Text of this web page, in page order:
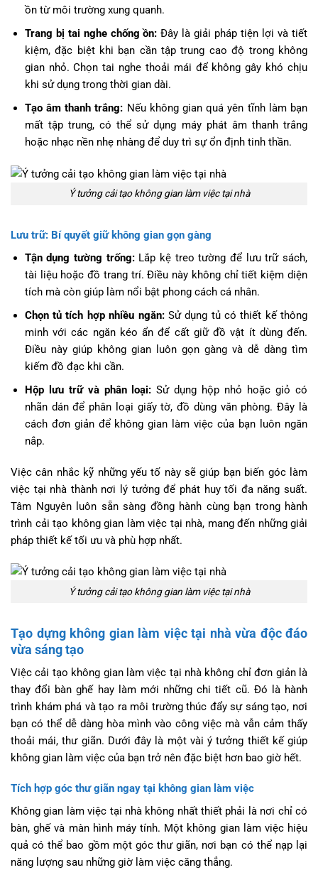
ồn từ môi trường xung quanh.
Trang bị tai nghe chống ồn: Đây là giải pháp tiện lợi và tiết
kiệm, đặc biệt khi bạn cần tập trung cao độ trong không
gian nhỏ. Chọn tai nghe thoải mái để không gây khó chịu
khi sử dụng trong thời gian dài.
Tạo âm thanh trắng: Nếu không gian quá yên tĩnh làm bạn
mất tập trung, có thể sử dụng máy phát âm thanh trắng
hoặc nhạc nền nhẹ nhàng để duy trì sự ổn định tinh thần.
Ý tưởng cải tạo không gian làm việc tại nhà
Lưu trữ: Bí quyết giữ không gian gọn gàng
Tận dụng tường trống:Lắp kệ treo tường để lưu trữ sách,
tài liệu hoặc đồ trang trí. Điều này không chỉ tiết kiệm diện
tích mà còn giúp làm nổi bật phong cách cá nhân.
Chọn tủ tích hợp nhiều ngăn:Sử dụng tủ có thiết kế thông
minh với các ngăn kéo ẩn để cất giữ đồ vật ít dùng đến.
Điều này giúp không gian luôn gọn gàng và dễ dàng tìm
kiếm đồ đạc khi cần.
Hộp lưu trữ và phân loại: Sử dụng hộp nhỏ hoặc giỏ có
nhãn dán để phân loại giấy tờ, đồ dùng văn phòng. Đây là
cách đơn giản để không gian làm việc của bạn luôn ngăn
nắp.
Việc cân nhắc kỹ những yếu tố này sẽ giúp bạn biến góc làm
việc tại nhà thành nơi lý tưởng để phát huy tối đa năng suất.
Tâm Nguyên luôn sẵn sàng đồng hành cùng bạn trong hành
trình cải tạo không gian làm việc tại nhà, mang đến những giải
pháp thiết kế tối ưu và phù hợp nhất.
Ý tưởng cải tạo không gian làm việc tại nhà
Tạo dựng không gian làm việc tại nhà vừa độc đáo
vừa sáng tạo
Việc cải tạo không gian làm việc tại nhà không chỉ đơn giản là
thay đổi bàn ghế hay làm mới những chi tiết cũ. Đó là hành
trình khám phá và tạo ra môi trường thúc đẩy sự sáng tạo, nơi
bạn có thể dễ dàng hòa mình vào công việc mà vẫn cảm thấy
thoải mái, thư giãn. Dưới đây là một vài ý tưởng thiết kế giúp
không gian làm việc của bạn trở nên đặc biệt hơn bao giờ hết.
Tích hợp góc thư giãn ngay tại không gian làm việc
Không gian làm việc tại nhà không nhất thiết phải là nơi chỉ có
bàn, ghế và màn hình máy tính. Một không gian làm việc hiệu
quả có thể bao gồm một góc thư giãn, nơi bạn có thể nạp lại
năng lượng sau những giờ làm việc căng thẳng.